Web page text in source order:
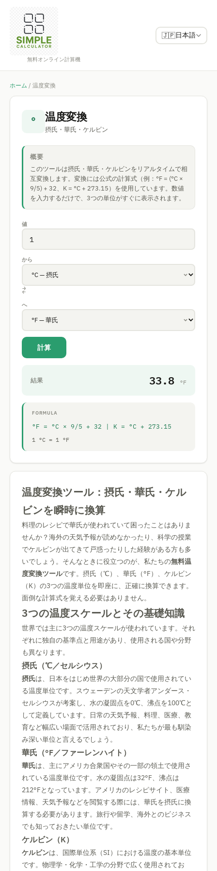
無料オンライン計算機
🇯🇵日本語
ホーム / 温度変換
° 温度変換
摂氏・華氏・ケルビン
概要
このツールは摂氏・華氏・ケルビンをリアルタイムで相
互変換します。変換には公式の計算式（例：°F = (°C ×
9/5) + 32、K = °C + 273.15）を使用しています。数値
を入力するだけで、3つの単位がすぐに表示されます。
値
から
⇄
へ
計算
結果 33.8 °F
FORMULA
°F = °C × 9/5 + 32 | K = °C + 273.15
1 °C = 1 °F
温度変換ツール：摂氏・華氏・ケル
ビンを瞬時に換算
料理のレシピで華氏が使われていて困ったことはありま
せんか？海外の天気予報が読めなかったり、科学の授業
でケルビンが出てきて戸惑ったりした経験がある方も多
いでしょう。そんなときに役立つのが、私たちの無料温
度変換ツールです。摂氏（℃）、華氏（°F）、ケルビン
（K）の3つの温度単位を即座に、正確に換算できます。
面倒な計算式を覚える必要はありません。
3つの温度スケールとその基礎知識
世界では主に3つの温度スケールが使われています。それ
ぞれに独自の基準点と用途があり、使用される国や分野
も異なります。
摂氏（℃／セルシウス）
摂氏は、日本をはじめ世界の大部分の国で使用されてい
る温度単位です。スウェーデンの天文学者アンダース・
セルシウスが考案し、水の凝固点を0℃、沸点を100℃と
して定義しています。日常の天気予報、料理、医療、教
育など幅広い場面で活用されており、私たちが最も馴染
み深い単位と言えるでしょう。
華氏（°F／ファーレンハイト）
華氏は、主にアメリカ合衆国やその一部の領土で使用さ
れている温度単位です。水の凝固点は32°F、沸点は
212°Fとなっています。アメリカのレシピサイト、医療
情報、天気予報などを閲覧する際には、華氏を摂氏に換
算する必要があります。旅行や留学、海外とのビジネス
でも知っておきたい単位です。
ケルビン（K）
ケルビンは、国際単位系（SI）における温度の基本単位
です。物理学・化学・工学の分野で広く使用されてお